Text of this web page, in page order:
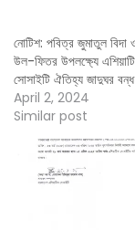
নোটিশ: পবিত্র জুমাতুল
উল-ফিতর উপলক্ষ্যে
সোসাইটি ঐতিহ্য জাদুঘর বন্ধ
April 2, 2024
Similar post